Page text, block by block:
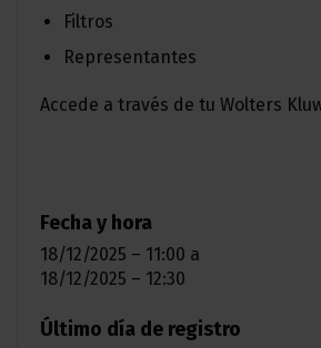
Filtros
Representantes
Accede a través de tu Wolters
Fecha y hora
18/12/2025 – 11:00 a
18/12/2025 – 12:30
Último día de registro